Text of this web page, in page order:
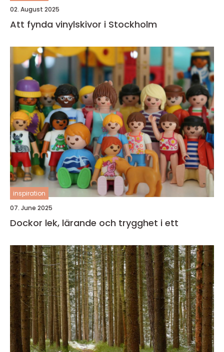
02. August 2025
Att fynda vinylskivor i Stockholm
inspiration
07. June 2025
Dockor lek, lärande och trygghet i ett